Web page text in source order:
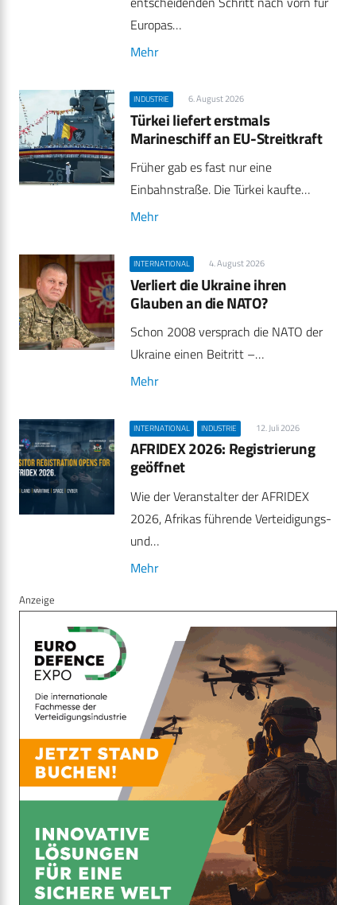
Europas…
Mehr
INDUSTRIE 6. August 2026
Türkei liefert erstmals
Marineschiff an EU-Streitkraft
Früher gab es fast nur eine
Einbahnstraße. Die Türkei kaufte…
Mehr
INTERNATIONAL 4. August 2026
Verliert die Ukraine ihren
Glauben an die NATO?
Schon 2008 versprach die NATO der
Ukraine einen Beitritt –…
Mehr
INTERNATIONAL INDUSTRIE 12. Juli 2026
AFRIDEX 2026: Registrierung
geöffnet
Wie der Veranstalter der AFRIDEX
2026, Afrikas führende Verteidigungs-
und…
Mehr
Anzeige